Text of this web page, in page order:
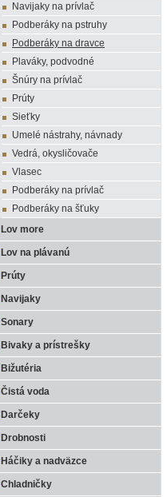
Navijaky na prívlač
Podberáky na pstruhy
Podberáky na dravce
Plaváky, podvodné
Šnúry na prívlač
Prúty
Sieťky
Umelé nástrahy, návnady
Vedrá, okysličovače
Vlasec
Podberáky na prívlač
Podberáky na šťuky
Lov more
Lov na plávanú
Prúty
Navijaky
Sonary
Bivaky a prístrešky
Bižutéria
Čistá voda
Darčeky
Drobnosti
Háčiky a nadväzce
Chladničky